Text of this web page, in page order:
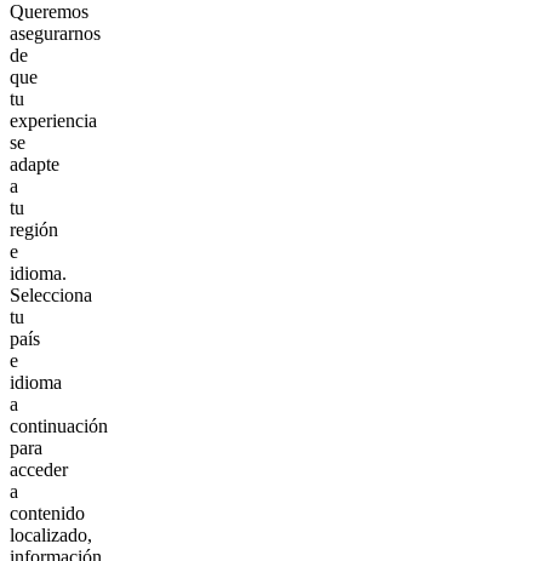
Queremos
asegurarnos
de
que
tu
experiencia
se
adapte
a
tu
región
e
idioma.
Selecciona
tu
país
e
idioma
a
continuación
para
acceder
a
contenido
localizado,